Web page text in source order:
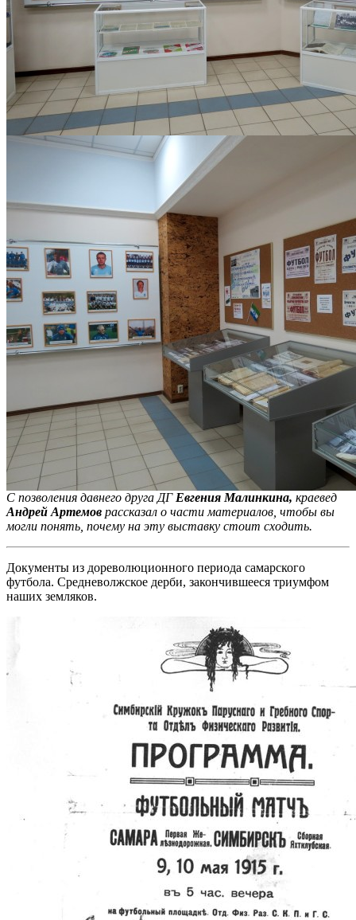
С позволения давнего друга ДГ Евгения Малинкина, краевед
Андрей Артемов рассказал о части материалов, чтобы вы
могли понять, почему на эту выставку стоит сходить.
Документы из дореволюционного периода самарского
футбола. Средневолжское дерби, закончившееся триумфом
наших земляков.